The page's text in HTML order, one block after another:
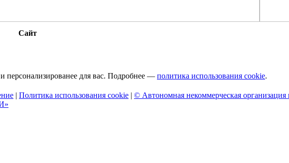
Сайт
персонализированее для вас. Подробнее — политика использования cookie.
| Политика использования cookie | © Автономная некоммерческая